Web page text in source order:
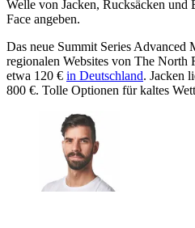
Welle von Jacken, Rucksäcken und
Face angeben.
Das neue Summit Series
regionalen Websites von The North
etwa 120 € in Deutschland. Jacken
800 €. Tolle Optionen für kaltes